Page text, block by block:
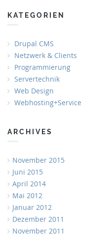
KATEGORIEN
Drupal CMS
Netzwerk & Clients
Programmierung
Servertechnik
Web Design
Webhosting+Service
ARCHIVES
November 2015
Juni 2015
April 2014
Mai 2012
Januar 2012
Dezember 2011
November 2011